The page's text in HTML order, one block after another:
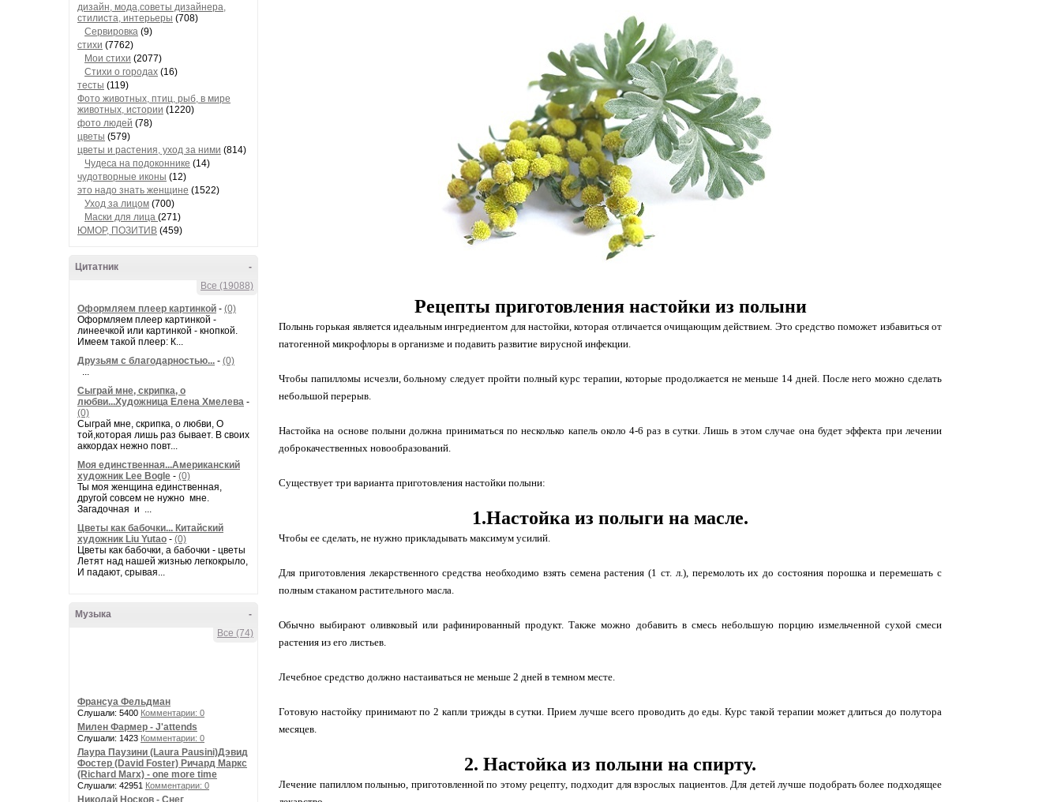
дизайн, мода,советы дизайнера,
стилиста, интерьеры (708)
Сервировка (9)
стихи (7762)
Мои стихи (2077)
Стихи о городах (16)
тесты (119)
Фото животных, птиц, рыб, в мире
животных, истории (1220)
фото людей (78)
цветы (579)
цветы и растения, уход за ними (814)
Чудеса на подоконнике (14)
чудотворные иконы (12)
это надо знать женщине (1522)
Уход за лицом (700)
Маски для лица (271)
ЮМОР, ПОЗИТИВ (459)
-
Цитатник
Все (19088)
Оформляем плеер картинкой - (0)
Оформляем плеер картинкой -
линеечкой или картинкой - кнопкой.
Имеем такой плеер: К...
Друзьям с благодарностью... - (0)
...
Сыграй мне, скрипка, о
любви...Художница Елена Хмелева -
(0)
Сыграй мне, скрипка, о любви, О
той,которая лишь раз бывает. В своих
аккордах нежно повт...
Моя единственная...Американский
художник Lee Bogle - (0)
Ты моя женщина единственная,
другой совсем не нужно мне.
Загадочная и ...
Цветы как бабочки... Китайский
художник Liu Yutao - (0)
Цветы как бабочки, а бабочки - цветы
Летят над нашей жизнью легкокрыло,
И падают, срывая...
-
Музыка
Все (74)
Франсуа Фельдман
Слушали: 5400 Комментарии: 0
Милен Фармер - J'attends
Слушали: 1423 Комментарии: 0
Лаура Паузини (Laura Pausini)Дэвид
Фостер (David Foster) Ричард Маркс
(Richard Marx) - one more time
Слушали: 42951 Комментарии: 0
Николай Носков - Снег
Рецепты приготовления настойки из полыни
Полынь горькая является идеальным ингредиентом для настойки, которая отличается очищающим действием. Это средство поможет избавиться от
патогенной микрофлоры в организме и подавить развитие вирусной инфекции.
Чтобы папилломы исчезли, больному следует пройти полный курс терапии, которые продолжается не меньше 14 дней. После него можно сделать
небольшой перерыв.
Настойка на основе полыни должна приниматься по несколько капель около 4-6 раз в сутки. Лишь в этом случае она будет эффекта при лечении
доброкачественных новообразований.
Существует три варианта приготовления настойки полыни:
1.Настойка из полыги на масле.
Чтобы ее сделать, не нужно прикладывать максимум усилий.
Для приготовления лекарственного средства необходимо взять семена растения (1 ст. л.), перемолоть их до состояния порошка и перемешать с
полным стаканом растительного масла.
Обычно выбирают оливковый или рафинированный продукт. Также можно добавить в смесь небольшую порцию измельченной сухой смеси
растения из его листьев.
Лечебное средство должно настаиваться не меньше 2 дней в темном месте.
Готовую настойку принимают по 2 капли трижды в сутки. Прием лучше всего проводить до еды. Курс такой терапии может длиться до полутора
месяцев.
2. Настойка из полыни на спирту.
Лечение папиллом полынью, приготовленной по этому рецепту, подходит для взрослых пациентов. Для детей лучше подобрать более подходящее